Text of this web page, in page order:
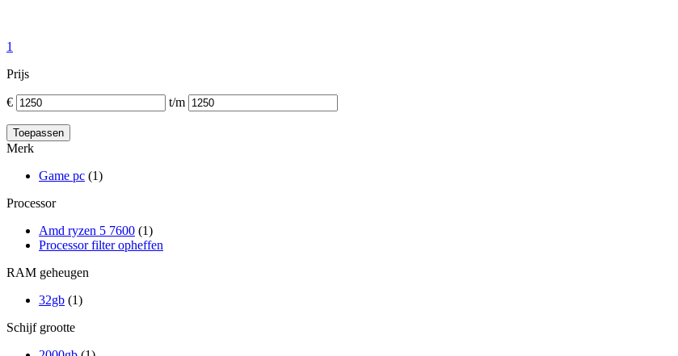
1
Prijs
€ t/m
Merk
Game pc (1)
Processor
Amd ryzen 5 7600 (1)
Processor filter opheffen
RAM geheugen
32gb (1)
Schijf grootte